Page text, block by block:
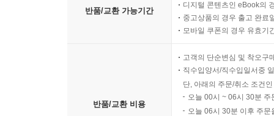
반품/교환 가능기간
디지털 콘텐츠인 eBook의
중고상품의 경우 출고 완료
모바일 쿠폰의 경우 유효기
반품/교환 비용
고객의 단순변심 및 착오구
직수입양서/직수입일서중
단, 아래의 주문/취소 조건
오늘 00시 ~ 06시 30분
오늘 06시 30분 이후 주